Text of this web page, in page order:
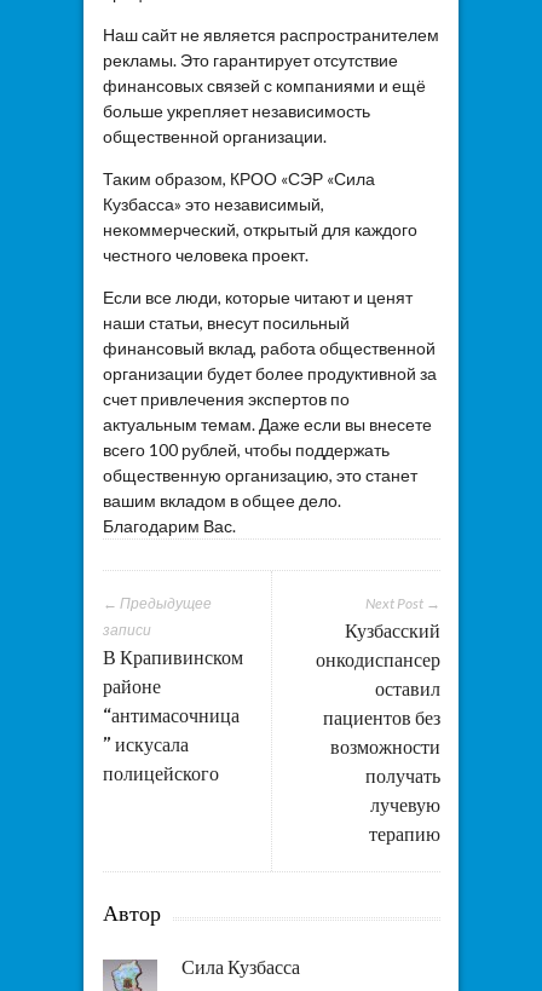
Наш сайт не является распространителем
рекламы. Это гарантирует отсутствие
финансовых связей с компаниями и ещё
больше укрепляет независимость
общественной организации.
Таким образом, КРОО «СЭР «Сила
Кузбасса» это независимый,
некоммерческий, открытый для каждого
честного человека проект.
Если все люди, которые читают и ценят
наши статьи, внесут посильный
финансовый вклад, работа общественной
организации будет более продуктивной за
счет привлечения экспертов по
актуальным темам. Даже если вы внесете
всего 100 рублей, чтобы поддержать
общественную организацию, это станет
вашим вкладом в общее дело.
Благодарим Вас.
Next Post →
Кузбасский
онкодиспансер
оставил
пациентов без
возможности
получать
лучевую
терапию
← Предыдущее
записи
В Крапивинском
районе
“антимасочница
” искусала
полицейского
Автор
Сила Кузбасса